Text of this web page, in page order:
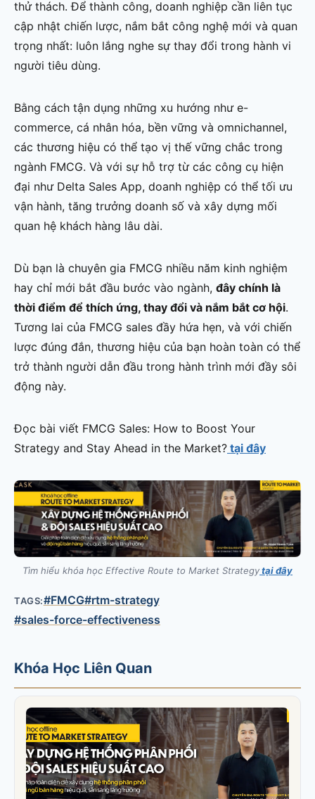
thử thách. Để thành công, doanh nghiệp cần liên tục
cập nhật chiến lược, nắm bắt công nghệ mới và quan
trọng nhất: luôn lắng nghe sự thay đổi trong hành vi
người tiêu dùng.
Bằng cách tận dụng những xu hướng như e-
commerce, cá nhân hóa, bền vững và omnichannel,
các thương hiệu có thể tạo vị thế vững chắc trong
ngành FMCG. Và với sự hỗ trợ từ các công cụ hiện
đại như Delta Sales App, doanh nghiệp có thể tối ưu
vận hành, tăng trưởng doanh số và xây dựng mối
quan hệ khách hàng lâu dài.
Dù bạn là chuyên gia FMCG nhiều năm kinh nghiệm
hay chỉ mới bắt đầu bước vào ngành, đây chính là
thời điểm để thích ứng, thay đổi và nắm bắt cơ hội.
Tương lai của FMCG sales đầy hứa hẹn, và với chiến
lược đúng đắn, thương hiệu của bạn hoàn toàn có thể
trở thành người dẫn đầu trong hành trình mới đầy sôi
động này.
Đọc bài viết FMCG Sales: How to Boost Your
Strategy and Stay Ahead in the Market? tại đây
Tìm hiểu khóa học Effective Route to Market Strategytại đây
TAGS:#FMCG#rtm-strategy
#sales-force-effectiveness
Khóa Học Liên Quan